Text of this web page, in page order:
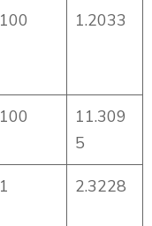
100 1.2033
100
11.309
5
1 2.3228